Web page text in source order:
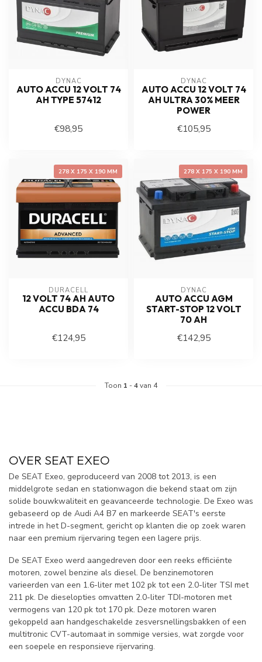
DYNAC
AUTO ACCU 12 VOLT 74
AH TYPE 57412
€98,95
DYNAC
AUTO ACCU 12 VOLT 74
AH ULTRA 30% MEER
POWER
€105,95
278 X 175 X 190 MM
DURACELL
12 VOLT 74 AH AUTO
ACCU BDA 74
€124,95
278 X 175 X 190 MM
DYNAC
AUTO ACCU AGM
START-STOP 12 VOLT
70 AH
€142,95
Toon 1 -4van 4
OVER SEAT EXEO
De SEAT Exeo, geproduceerd van 2008 tot 2013, is een
middelgrote sedan en stationwagon die bekend staat om zijn
solide bouwkwaliteit en geavanceerde technologie. De Exeo was
gebaseerd op de Audi A4 B7 en markeerde SEAT's eerste
intrede in het D-segment, gericht op klanten die op zoek waren
naar een premium rijervaring tegen een lagere prijs.
De SEAT Exeo werd aangedreven door een reeks efficiënte
motoren, zowel benzine als diesel. De benzinemotoren
varieerden van een 1.6-liter met 102 pk tot een 2.0-liter TSI met
211 pk. De dieselopties omvatten 2.0-liter TDI-motoren met
vermogens van 120 pk tot 170 pk. Deze motoren waren
gekoppeld aan handgeschakelde zesversnellingsbakken of een
multitronic CVT-automaat in sommige versies, wat zorgde voor
een soepele en responsieve rijervaring.